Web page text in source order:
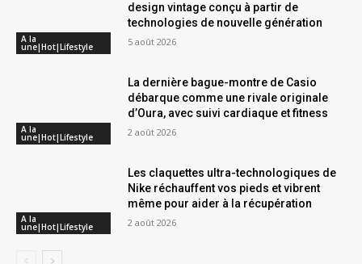
A la
une|Hot|Lifestyle
design vintage conçu à partir de
technologies de nouvelle génération
5 août 2026
A la
une|Hot|Lifestyle
La dernière bague-montre de Casio
débarque comme une rivale originale
d’Oura, avec suivi cardiaque et fitness
2 août 2026
A la
une|Hot|Lifestyle
Les claquettes ultra-technologiques de
Nike réchauffent vos pieds et vibrent
même pour aider à la récupération
2 août 2026